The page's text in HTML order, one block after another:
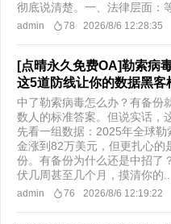
彻底说清楚。一、法律层面：
admin 78 2026/8/6 12:28:35
[点晴永久免费OA]勒索病
这5道防线让你的数据黑客
中了勒索病毒怎么办？有备份
数人的标准答案。但说实话，
先看一组数据：2025年全球
金涨到82万美元，但更扎心
份。有备份为什么还是中招了
伏几周甚至几个月，摸清你的...
admin 76 2026/8/6 12:19:22